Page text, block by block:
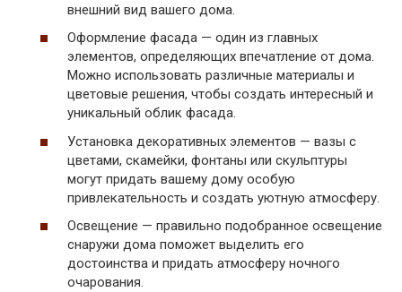
внешний вид вашего дома.
Оформление фасада — один из главных
элементов, определяющих впечатление от дома.
Можно использовать различные материалы и
цветовые решения, чтобы создать интересный и
уникальный облик фасада.
Установка декоративных элементов — вазы с
цветами, скамейки, фонтаны или скульптуры
могут придать вашему дому особую
привлекательность и создать уютную атмосферу.
Освещение — правильно подобранное освещение
снаружи дома поможет выделить его
достоинства и придать атмосферу ночного
очарования.